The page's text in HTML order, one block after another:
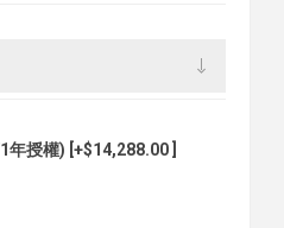
授權) [+$14,288.00 ]